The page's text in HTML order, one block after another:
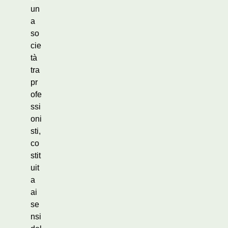
un
a
so
cie
tà
tra
pr
ofe
ssi
oni
sti,
co
stit
uit
a
ai
se
nsi